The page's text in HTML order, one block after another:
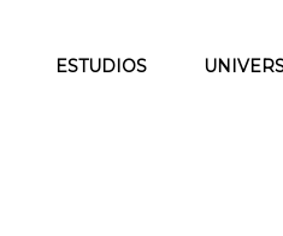
ESTUDIOS